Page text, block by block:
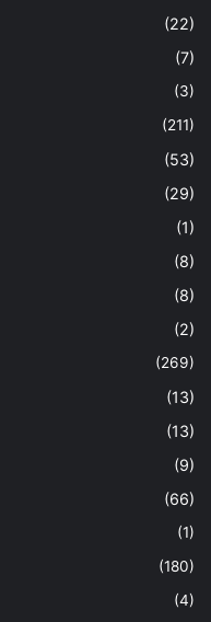
(22)
(7)
(3)
(211)
(53)
(29)
(1)
(8)
(8)
(2)
(269)
(13)
(13)
(9)
(66)
(1)
(180)
(4)